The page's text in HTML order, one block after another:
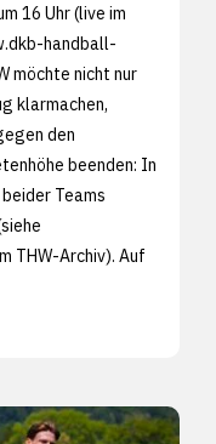
16 Uhr (live im
handball-
möchte nicht nur
klarmachen,
den
beenden: In
Teams
THW-Archiv). Auf